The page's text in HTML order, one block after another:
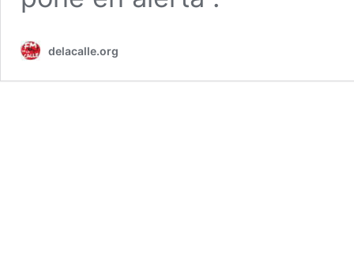
delacalle.org